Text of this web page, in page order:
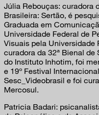
Júlia Rebouças: curadora
Brasileira: Sertão, é
Graduada em
Universidade Federal de
Visuais pela Universidade
curadora da 32ª Bienal de
do Instituto Inhotim, foi
e 19º Festival
Sesc_Videobrasil e foi
Mercosul.
Patricia Badari: